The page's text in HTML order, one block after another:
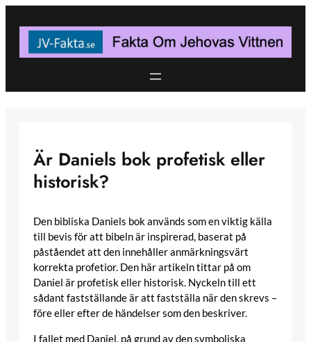
content
Är Daniels bok profetisk eller
historisk?
Den bibliska Daniels bok används som en viktig källa
till bevis för att bibeln är inspirerad, baserat på
påståendet att den innehåller anmärkningsvärt
korrekta profetior. Den här artikeln tittar på om
Daniel är profetisk eller historisk. Nyckeln till ett
sådant fastställande är att fastställa när den skrevs –
före eller efter de händelser som den beskriver.
I fallet med Daniel, på grund av den symboliska